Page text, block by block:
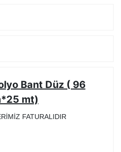
Bant Düz ( 96
mt)
FATURALIDIR